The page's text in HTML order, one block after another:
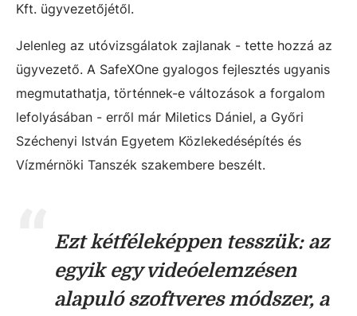
Kft. ügyvezetőjétől.
Jelenleg az utóvizsgálatok zajlanak - tette hozzá az
ügyvezető. A SafeXOne gyalogos fejlesztés ugyanis
megmutathatja, történnek-e változások a forgalom
lefolyásában - erről már Miletics Dániel, a Győri
Széchenyi István Egyetem Közlekedésépítés és
Vízmérnöki Tanszék szakembere beszélt.
Ezt kétféleképpen tesszük: az
egyik egy videóelemzésen
alapuló szoftveres módszer, a